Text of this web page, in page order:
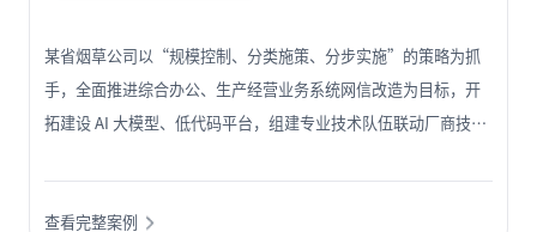
某省烟草公司以“规模控制、分类施策、分步实施”的策略为抓
手，全面推进综合办公、生产经营业务系统网信改造为目标，开
拓建设 AI 大模型、低代码平台，组建专业技术队伍联动厂商技术
查看完整案例